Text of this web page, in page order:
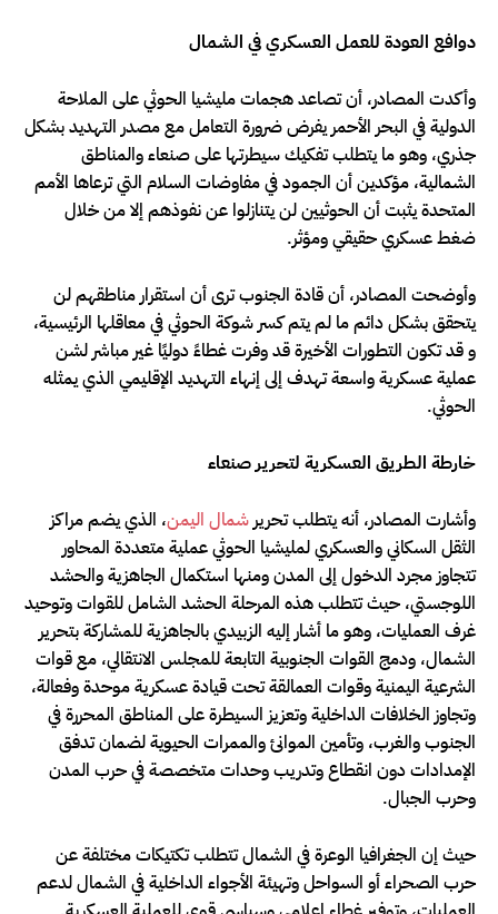
دوافع العودة للعمل العسكري في الشمال
وأكدت المصادر، أن تصاعد هجمات مليشيا الحوثي على الملاحة
الدولية في البحر الأحمر يفرض ضرورة التعامل مع مصدر التهديد بشكل
جذري، وهو ما يتطلب تفكيك سيطرتها على صنعاء والمناطق
الشمالية، مؤكدين أن الجمود في مفاوضات السلام التي ترعاها الأمم
المتحدة يثبت أن الحوثيين لن يتنازلوا عن نفوذهم إلا من خلال
ضغط عسكري حقيقي ومؤثر.
وأوضحت المصادر، أن قادة الجنوب ترى أن استقرار مناطقهم لن
يتحقق بشكل دائم ما لم يتم كسر شوكة الحوثي في معاقلها الرئيسية،
و قد تكون التطورات الأخيرة قد وفرت غطاءً دوليًا غير مباشر لشن
عملية عسكرية واسعة تهدف إلى إنهاء التهديد الإقليمي الذي يمثله
الحوثي.
خارطة الطريق العسكرية لتحرير صنعاء
وأشارت المصادر، أنه يتطلب تحرير شمال اليمن، الذي يضم مراكز
الثقل السكاني والعسكري لمليشيا الحوثي عملية متعددة المحاور
تتجاوز مجرد الدخول إلى المدن ومنها استكمال الجاهزية والحشد
اللوجستي، حيث تتطلب هذه المرحلة الحشد الشامل للقوات وتوحيد
غرف العمليات، وهو ما أشار إليه الزبيدي بالجاهزية للمشاركة بتحرير
الشمال، ودمج القوات الجنوبية التابعة للمجلس الانتقالي، مع قوات
الشرعية اليمنية وقوات العمالقة تحت قيادة عسكرية موحدة وفعالة،
وتجاوز الخلافات الداخلية وتعزيز السيطرة على المناطق المحررة في
الجنوب والغرب، وتأمين الموانئ والممرات الحيوية لضمان تدفق
الإمدادات دون انقطاع وتدريب وحدات متخصصة في حرب المدن
وحرب الجبال.
حيث إن الجغرافيا الوعرة في الشمال تتطلب تكتيكات مختلفة عن
حرب الصحراء أو السواحل وتهيئة الأجواء الداخلية في الشمال لدعم